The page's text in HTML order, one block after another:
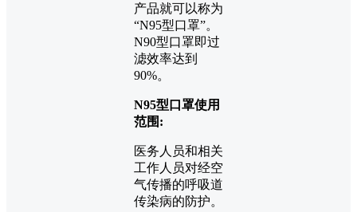
产品就可以称为
“N95型口罩”。
N90型口罩即过
滤效率达到
90%。
N95型口罩使用
范围:
医务人员和相关
工作人员对经空
气传播的呼吸道
传染病的防护。